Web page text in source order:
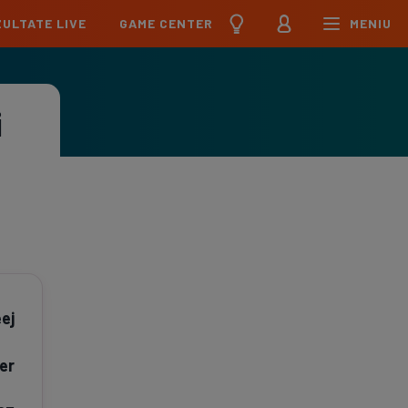
League
League
U21
LIVE GAME CENTER MENIU